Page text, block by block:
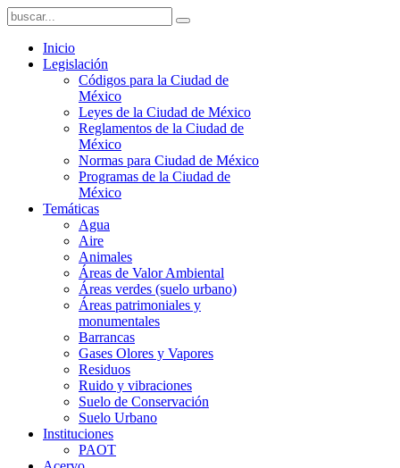
Inicio
Legislación
Códigos para la Ciudad de
México
Leyes de la Ciudad de México
Reglamentos de la Ciudad de
México
Normas para Ciudad de México
Programas de la Ciudad de
México
Temáticas
Agua
Aire
Animales
Áreas de Valor Ambiental
Áreas verdes (suelo urbano)
Áreas patrimoniales y
monumentales
Barrancas
Gases Olores y Vapores
Residuos
Ruido y vibraciones
Suelo de Conservación
Suelo Urbano
Instituciones
PAOT